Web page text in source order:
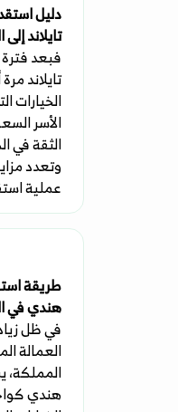
دليل
تايلاند
فبعد
تايلاند
الخيارات
الأسر
الثقة في
وتعدد
عملية
طريقة
هندي في
في ظل
العمالة
المملكة،
هندي